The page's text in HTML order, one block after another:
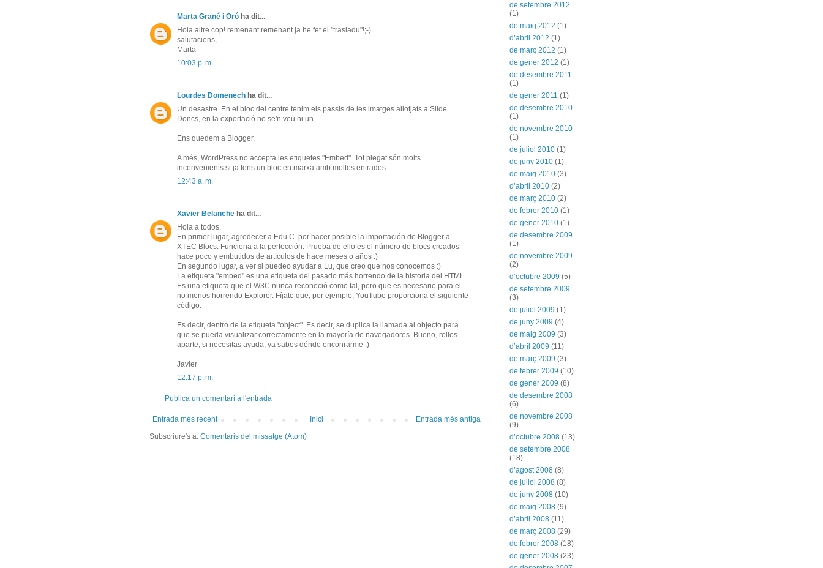
Marta Grané i Oró ha dit...
Hola altre cop! remenant remenant ja he fet el "trasladu"!;-)
salutacions,
Marta
10:03 p. m.
Lourdes Domenech ha dit...
Un desastre. En el bloc del centre tenim els passis de les imatges allotjats a Slide.
Doncs, en la exportació no se'n veu ni un.
Ens quedem a Blogger.
A més, WordPress no accepta les etiquetes "Embed". Tot plegat són molts
inconvenients si ja tens un bloc en marxa amb moltes entrades.
12:43 a. m.
Xavier Belanche ha dit...
Hola a todos,
En primer lugar, agredecer a Edu C. por hacer posible la importación de Blogger a
XTEC Blocs. Funciona a la perfección. Prueba de ello es el número de blocs creados
hace poco y embutidos de artículos de hace meses o años :)
En segundo lugar, a ver si puedeo ayudar a Lu, que creo que nos conocemos :)
La etiqueta "embed" es una etiqueta del pasado más horrendo de la historia del HTML.
Es una etiqueta que el W3C nunca reconoció como tal, pero que es necesario para el
no menos horrendo Explorer. Fíjate que, por ejemplo, YouTube proporciona el siguiente
código:
Es decir, dentro de la etiqueta "object". Es decir, se duplica la llamada al objecto para
que se pueda visualizar correctamente en la mayoría de navegadores. Bueno, rollos
aparte, si necesitas ayuda, ya sabes dónde enconrarme :)
Javier
12:17 p. m.
Publica un comentari a l'entrada
Entrada més recent Entrada més antiga
Inici
Subscriure's a: Comentaris del missatge (Atom)
de setembre 2012
(1)
de maig 2012 (1)
d’abril 2012 (1)
de març 2012 (1)
de gener 2012 (1)
de desembre 2011
(1)
de gener 2011 (1)
de desembre 2010
(1)
de novembre 2010
(1)
de juliol 2010 (1)
de juny 2010 (1)
de maig 2010 (3)
d’abril 2010 (2)
de març 2010 (2)
de febrer 2010 (1)
de gener 2010 (1)
de desembre 2009
(1)
de novembre 2009
(2)
d’octubre 2009 (5)
de setembre 2009
(3)
de juliol 2009 (1)
de juny 2009 (4)
de maig 2009 (3)
d’abril 2009 (11)
de març 2009 (3)
de febrer 2009 (10)
de gener 2009 (8)
de desembre 2008
(6)
de novembre 2008
(9)
d’octubre 2008 (13)
de setembre 2008
(18)
d’agost 2008 (8)
de juliol 2008 (8)
de juny 2008 (10)
de maig 2008 (9)
d’abril 2008 (11)
de març 2008 (29)
de febrer 2008 (18)
de gener 2008 (23)